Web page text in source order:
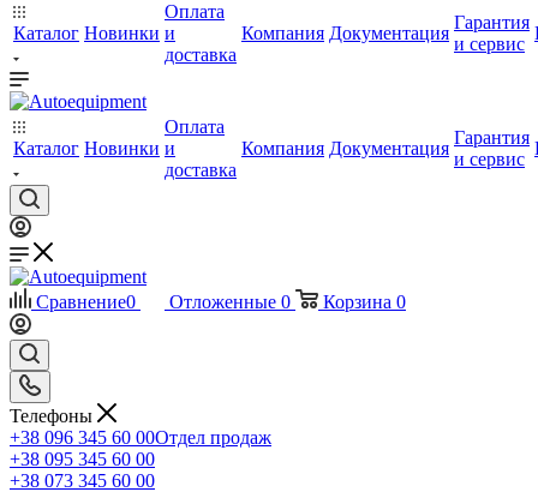
Каталог Новинки
Оплата
и
доставка
Компания Документация
Гарантия
и сервис
Каталог Новинки
Оплата
и
доставка
Компания Документация
Гарантия
и сервис
Сравнение0 Отложенные 0 Корзина 0
Телефоны
+38 096 345 60 00Отдел продаж
+38 095 345 60 00
+38 073 345 60 00